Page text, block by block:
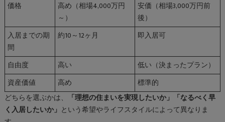
価格
高め（相場4,000万円
～）
安価（相場3,000万円前
後）
入居までの期
間
約10～12ヶ月 即入居可
自由度 高い
低い（決まったプラン）
資産価値
高め
標準的
どちらを選ぶかは、
「理想の住まいを実現したいか」「なるべく早
く入居したいか」 という希望やライフスタイルによって異なりま